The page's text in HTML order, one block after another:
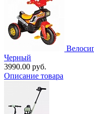
Черный
3990.00 руб.
Описание товара